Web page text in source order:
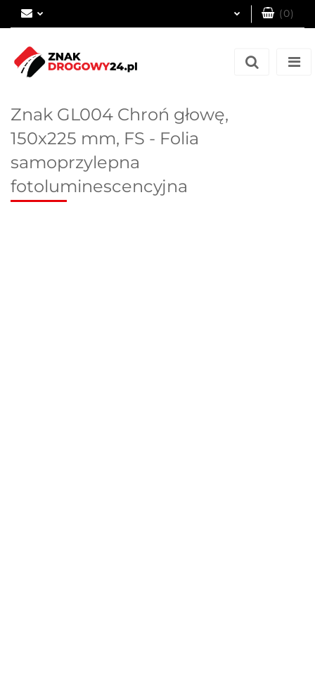
(0)
Znak GL004 Chroń głowę,
150x225 mm, FS - Folia
samoprzylepna
fotoluminescencyjna